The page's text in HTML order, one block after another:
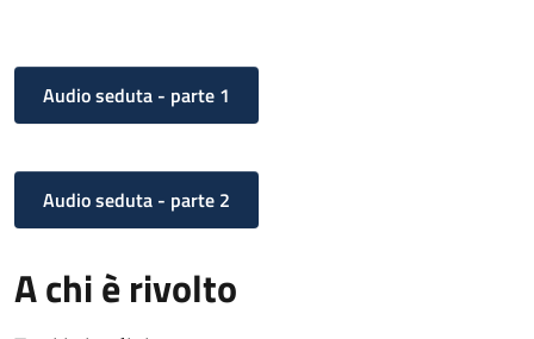
Audio seduta - parte 1
Audio seduta - parte 2
A chi è rivolto